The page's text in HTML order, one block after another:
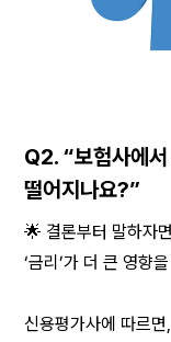
Q2. “보험사에
떨어지나요?”
🌟 결론부터 말하자
‘금리’가 더 큰 영향
신용평가사에 따르